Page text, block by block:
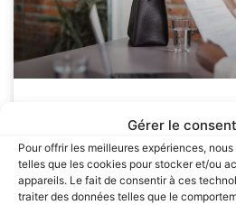
Gérer le
Pour offrir les meilleures expériences,
telles que les cookies pour stocker et/ou
appareils. Le fait de consentir à ces
traiter des données telles que le
Les étapes clés pour
négociation salariale :
pour les candidats